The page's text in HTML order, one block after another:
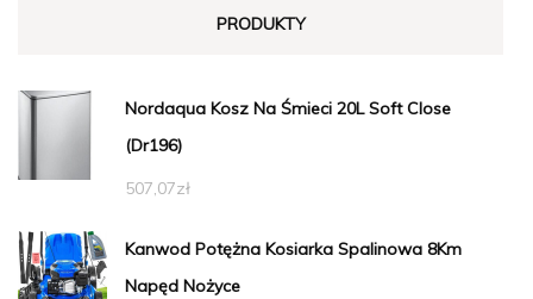
PRODUKTY
Nordaqua Kosz Na Śmieci 20L Soft Close
(Dr196)
507,07zł
Kanwod Potężna Kosiarka Spalinowa 8Km
Napęd Nożyce